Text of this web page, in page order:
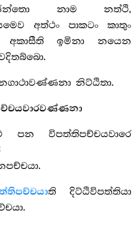
නාම නත්ථි,
අත්ථං පාකටං කාතුං
අකාසීති ඉමිනා නයෙන
නිට්ඨිතා.
පන විපත්තිපච්චයවාරෙ
ති දිට්ඨිවිපත්තියා